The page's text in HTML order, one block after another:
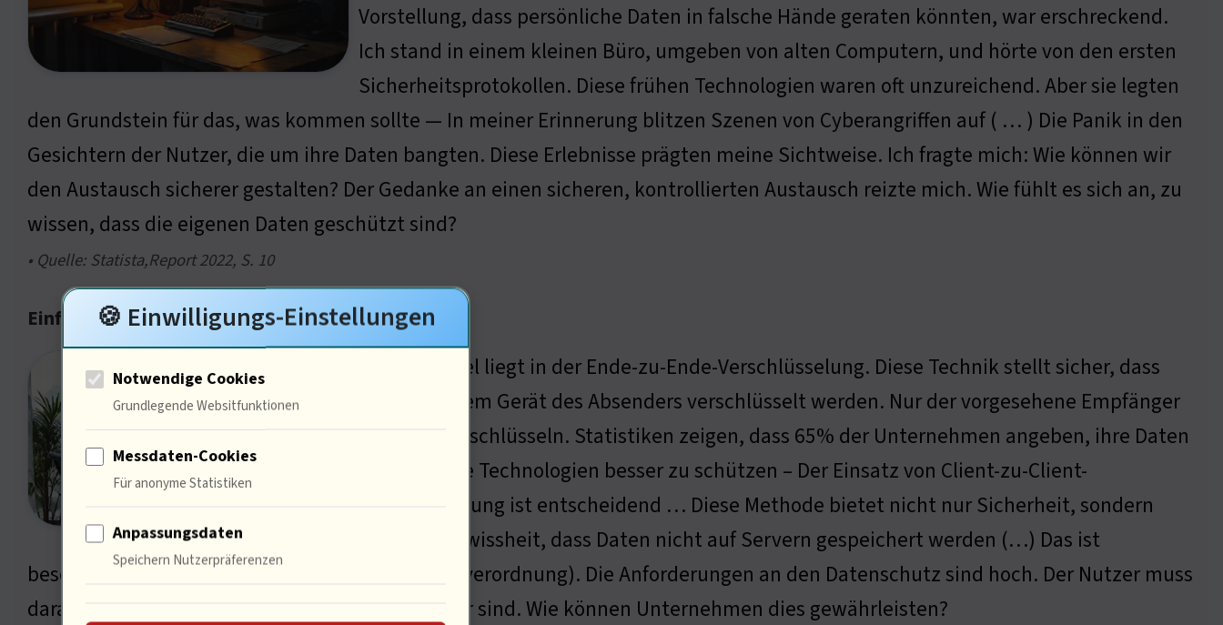
Vorstellung, dass persönliche Daten in falsche Hände geraten könnten, war erschreckend.
Ich stand in einem kleinen Büro, umgeben von alten Computern, und hörte von den ersten
Sicherheitsprotokollen. Diese frühen Technologien waren oft unzureichend. Aber sie legten
den Grundstein für das, was kommen sollte — In meiner Erinnerung blitzen Szenen von Cyberangriffen auf ( … ) Die Panik in den
Gesichtern der Nutzer, die um ihre Daten bangten. Diese Erlebnisse prägten meine Sichtweise. Ich fragte mich: Wie können wir
den Austausch sicherer gestalten? Der Gedanke an einen sicheren, kontrollierten Austausch reizte mich. Wie fühlt es sich an, zu
wissen, dass die eigenen Daten geschützt sind?
• Quelle: Statista,Report 2022, S. 10
Einführung in die Datensicherheit
Der Schlüssel liegt in der Ende-zu-Ende-Verschlüsselung. Diese Technik stellt sicher, dass
Daten auf dem Gerät des Absenders verschlüsselt werden. Nur der vorgesehene Empfänger
kann sie entschlüsseln. Statistiken zeigen, dass 65% der Unternehmen angeben, ihre Daten
durch solche Technologien besser zu schützen – Der Einsatz von Client-zu-Client-
Verschlüsselung ist entscheidend … Diese Methode bietet nicht nur Sicherheit, sondern
auch die Gewissheit, dass Daten nicht auf Servern gespeichert werden (…) Das ist
besonders relevant in Zeiten der DSGVO (-Grundverordnung). Die Anforderungen an den Datenschutz sind hoch. Der Nutzer muss
darauf vertrauen können, dass seine Daten sicher sind. Wie können Unternehmen dies gewährleisten?
🍪 Einwilligungs-Einstellungen
Notwendige Cookies
Grundlegende Websitfunktionen
Messdaten-Cookies
Für anonyme Statistiken
Anpassungsdaten
Speichern Nutzerpräferenzen